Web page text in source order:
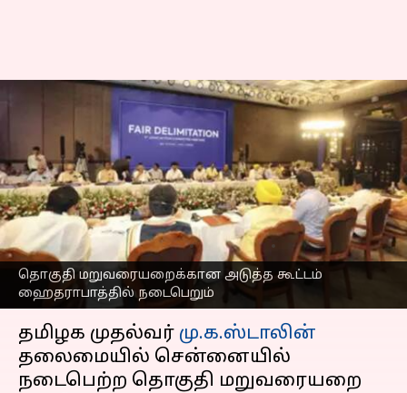
தொகுதி மறுவரையறைக்கான அடுத்த கூட்டம்
ஹைதராபாத்தில் நடைபெறும்
தொகுதி
மறுவரையறைக்கான
அடுத்த கூட்டம்
ஹைதராபாத்தில்
நடைபெறும் என அறிவிப்பு
எழுதியவர் Sekar Chinnappan Mar 22, 2025 04:03 pm
செய்தி முன்னோட்டம்
தமிழக முதல்வர் மு.க.ஸ்டாலின்
தலைமையில் சென்னையில்
நடைபெற்ற தொகுதி மறுவரையறை